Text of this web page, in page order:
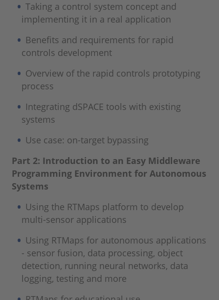
Taking a control system concept and
implementing it in a real application
Benefits and requirements for rapid
controls development
Overview of the rapid controls prototyping
process
Integrating dSPACE tools with existing
systems
Use case: on-target bypassing
Part 2: Introduction to an Easy Middleware
Programming Environment for Autonomous
Systems
Using the RTMaps platform to develop
multi-sensor applications
Using RTMaps for autonomous applications
- sensor fusion, data processing, object
detection, running neural networks, data
logging, testing and more